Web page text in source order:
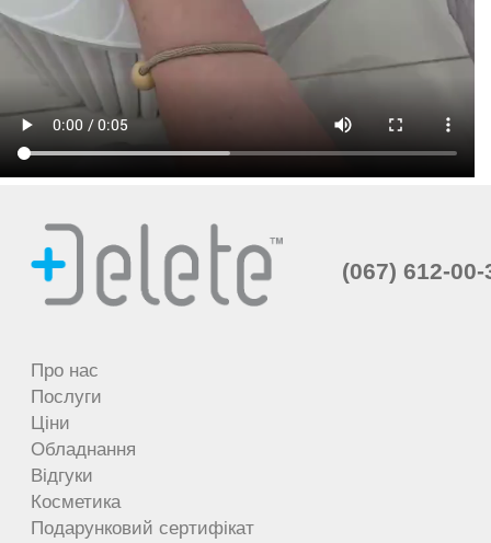
(067) 612-00-
Про нас
Послуги
Ціни
Обладнання
Відгуки
Косметика
Подарунковий сертифікат